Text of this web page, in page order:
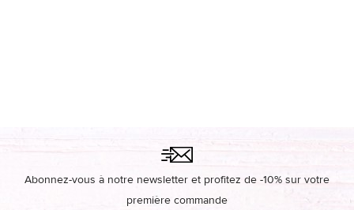
Abonnez-vous à notre newsletter et profitez de -10% sur votre
première commande